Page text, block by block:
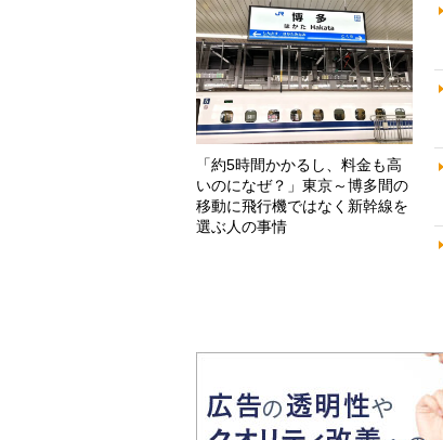
「約5時間かかるし、料金も高
いのになぜ？」東京～博多間の
移動に飛行機ではなく新幹線を
選ぶ人の事情